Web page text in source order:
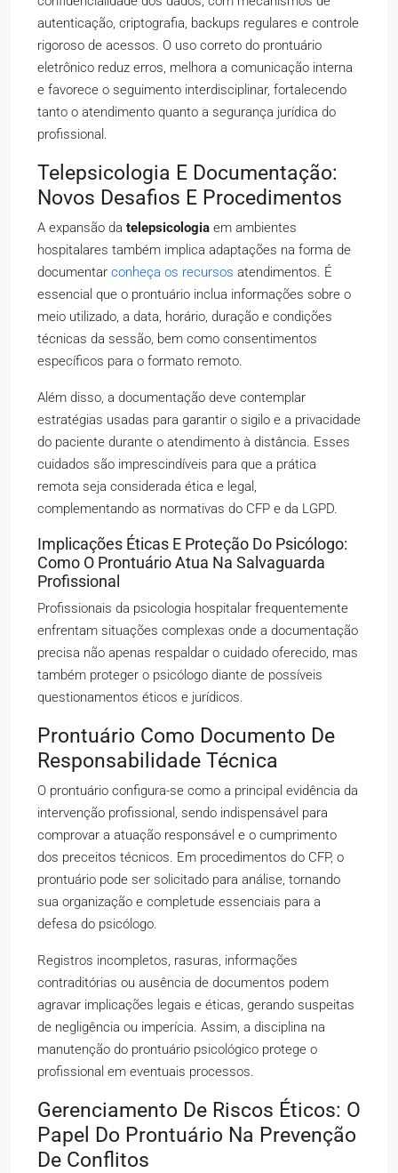
autenticação, criptografia, backups regulares e controle
rigoroso de acessos. O uso correto do prontuário
eletrônico reduz erros, melhora a comunicação interna
e favorece o seguimento interdisciplinar, fortalecendo
tanto o atendimento quanto a segurança jurídica do
profissional.
Telepsicologia E Documentação:
Novos Desafios E Procedimentos
A expansão da telepsicologia em ambientes
hospitalares também implica adaptações na forma de
documentar conheça os recursos atendimentos. É
essencial que o prontuário inclua informações sobre o
meio utilizado, a data, horário, duração e condições
técnicas da sessão, bem como consentimentos
específicos para o formato remoto.
Além disso, a documentação deve contemplar
estratégias usadas para garantir o sigilo e a privacidade
do paciente durante o atendimento à distância. Esses
cuidados são imprescindíveis para que a prática
remota seja considerada ética e legal,
complementando as normativas do CFP e da LGPD.
Implicações Éticas E Proteção Do Psicólogo:
Como O Prontuário Atua Na Salvaguarda
Profissional
Profissionais da psicologia hospitalar frequentemente
enfrentam situações complexas onde a documentação
precisa não apenas respaldar o cuidado oferecido, mas
também proteger o psicólogo diante de possíveis
questionamentos éticos e jurídicos.
Prontuário Como Documento De
Responsabilidade Técnica
O prontuário configura-se como a principal evidência da
intervenção profissional, sendo indispensável para
comprovar a atuação responsável e o cumprimento
dos preceitos técnicos. Em procedimentos do CFP, o
prontuário pode ser solicitado para análise, tornando
sua organização e completude essenciais para a
defesa do psicólogo.
Registros incompletos, rasuras, informações
contraditórias ou ausência de documentos podem
agravar implicações legais e éticas, gerando suspeitas
de negligência ou imperícia. Assim, a disciplina na
manutenção do prontuário psicológico protege o
profissional em eventuais processos.
Gerenciamento De Riscos Éticos: O
Papel Do Prontuário Na Prevenção
De Conflitos